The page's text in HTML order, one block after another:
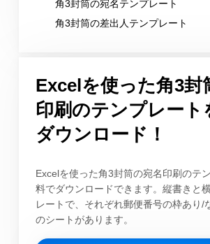
角3封筒の宛名テンプレート
角3封筒の差出人テンプレート
Excelを使った角3封
印刷のテンプレート
ダウンロード！
Excelを使った角3封筒の宛名印刷のテ
料でダウンロードできます。縦書きと
レートで、それぞれ郵便番号の枠あり/
のシートがあります。